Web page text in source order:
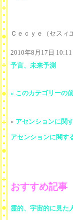
Ｃｅｃｙｅ（セスィ
2010年8月17日 10:11
予言、未来予測
« このカテゴリーの
« アセンションに関
アセンションに関
おすすめ記事
霊的、宇宙的に見